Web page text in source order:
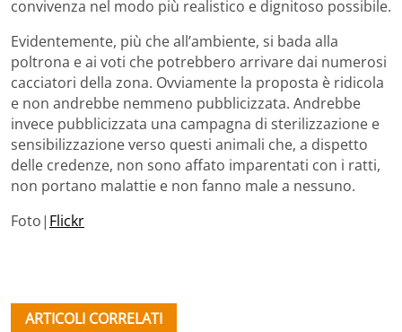
convivenza nel modo più realistico e dignitoso possibile.
Evidentemente, più che all’ambiente, si bada alla
poltrona e ai voti che potrebbero arrivare dai numerosi
cacciatori della zona. Ovviamente la proposta è ridicola
e non andrebbe nemmeno pubblicizzata. Andrebbe
invece pubblicizzata una campagna di sterilizzazione e
sensibilizzazione verso questi animali che, a dispetto
delle credenze, non sono affato imparentati con i ratti,
non portano malattie e non fanno male a nessuno.
Foto| Flickr
ARTICOLI CORRELATI